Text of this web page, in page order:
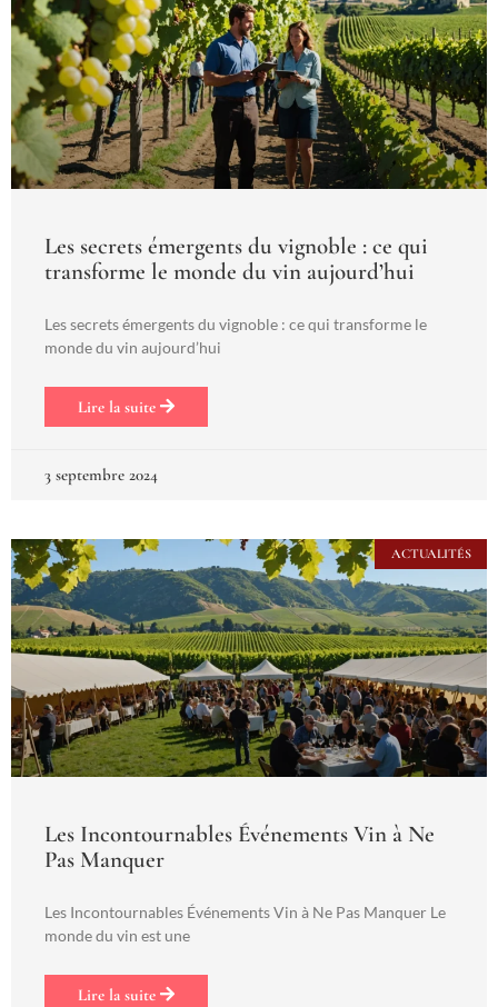
Les secrets émergents du vignoble : ce qui
transforme le monde du vin aujourd’hui
Les secrets émergents du vignoble : ce qui transforme le
monde du vin aujourd’hui
Lire la suite
3 septembre 2024
ACTUALITÉS
Les Incontournables Événements Vin à Ne
Pas Manquer
Les Incontournables Événements Vin à Ne Pas Manquer Le
monde du vin est une
Lire la suite